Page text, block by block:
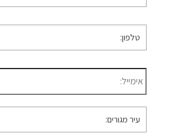
טלפון *
דוא״ל *
עיר
מגורים